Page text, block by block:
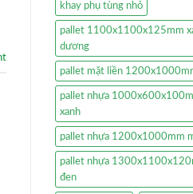
khay phụ tùng nhỏ
pallet 1100x1100x125mm
dương
pallet mặt liền
pallet nhựa
xanh
pallet nhựa 1200x1000mm
pallet nhựa
đen